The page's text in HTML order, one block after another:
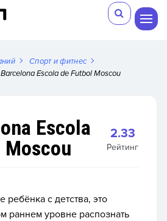
Спорт и фитнес
Escola de Futbol Moscou
Escola
2.33
Рейтинг
ребёнка с детства, это
раннем уровне распознать